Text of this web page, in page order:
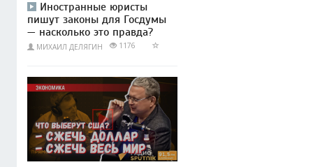
Иностранные юристы
пишут законы для Госдумы
— насколько это правда?
МИХАИЛ ДЕЛЯГИН 1176